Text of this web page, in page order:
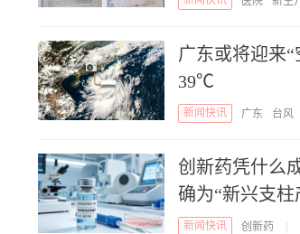
广东或将迎来
39℃
新闻快讯 广东 台风
创新药凭什么
确为“新兴支柱
新闻快讯 创新药